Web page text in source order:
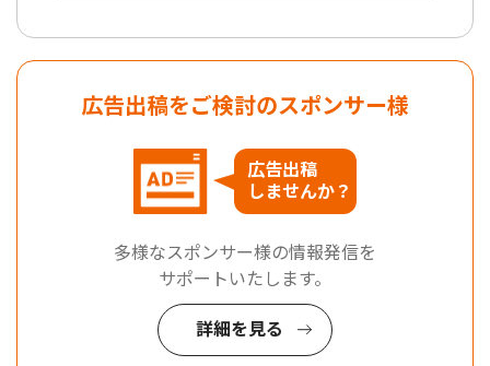
広告出稿をご検討のスポンサー様
広告出稿
しませんか？
多様なスポンサー様の情報発信を
サポートいたします。
詳細を見る